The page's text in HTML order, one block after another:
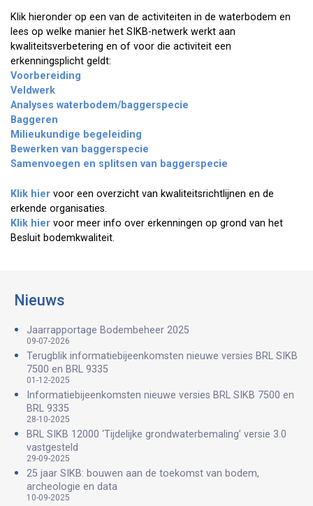
Klik hieronder op een van de activiteiten in de waterbodem en
lees op welke manier het SIKB-netwerk werkt aan
kwaliteitsverbetering en of voor die activiteit een
erkenningsplicht geldt:
Voorbereiding
Veldwerk
Analyses waterbodem/baggerspecie
Baggeren
Milieukundige begeleiding
Bewerken van baggerspecie
Samenvoegen en splitsen van baggerspecie
Klik hier voor een overzicht van kwaliteitsrichtlijnen en de
erkende organisaties.
Klik hier voor meer info over erkenningen op grond van het
Besluit bodemkwaliteit.
Nieuws
Jaarrapportage Bodembeheer 2025
09-07-2026
Terugblik informatiebijeenkomsten nieuwe versies BRL SIKB
7500 en BRL 9335
01-12-2025
Informatiebijeenkomsten nieuwe versies BRL SIKB 7500 en
BRL 9335
28-10-2025
BRL SIKB 12000 ‘Tijdelijke grondwaterbemaling’ versie 3.0
vastgesteld
29-09-2025
25 jaar SIKB: bouwen aan de toekomst van bodem,
archeologie en data
10-09-2025